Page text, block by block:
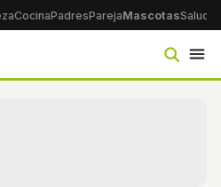
CocinaPadresParejaMascotasSalud